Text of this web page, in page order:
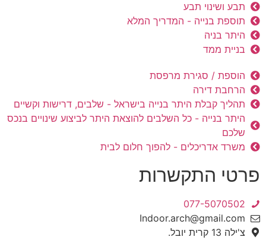
תבע ושינוי תבע
תוספת בנייה - המדריך המלא
היתר בניה
בניית ממד
הוספת / סגירת מרפסת
הרחבת דירה
תהליך קבלת היתר בנייה בישראל - שלבים, דרישות וקשיים
היתר בנייה - כל השלבים להוצאת היתר לביצוע שינויים בנכס
שלכם
משרד אדריכלים - להפוך חלום לבית
פרטי התקשרות
077-5070502
Indoor.arch@gmail.com
צ'ילה 13 קרית יובל.